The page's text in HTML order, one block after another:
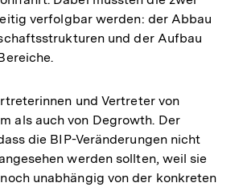
verfolgbar werden: der Abbau
und der Aufbau
und Vertreter von
als auch von Degrowth. Der
die BIP-Veränderungen nicht
werden sollten, weil sie
unabhängig von der konkreten